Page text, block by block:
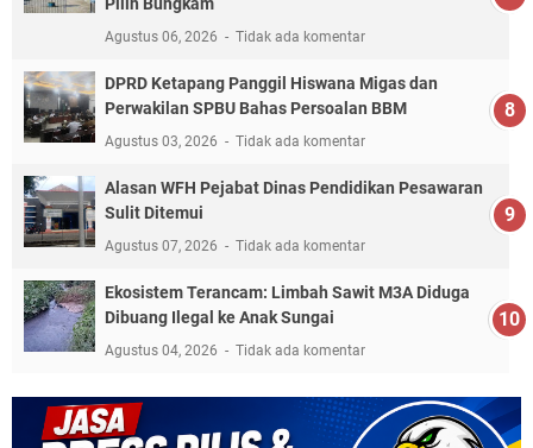
Pilih Bungkam
Agustus 06, 2026 Tidak ada komentar
DPRD Ketapang Panggil Hiswana Migas dan
Perwakilan SPBU Bahas Persoalan BBM
Agustus 03, 2026 Tidak ada komentar
Alasan WFH Pejabat Dinas Pendidikan Pesawaran
Sulit Ditemui
Agustus 07, 2026 Tidak ada komentar
Ekosistem Terancam: Limbah Sawit M3A Diduga
Dibuang Ilegal ke Anak Sungai
Agustus 04, 2026 Tidak ada komentar